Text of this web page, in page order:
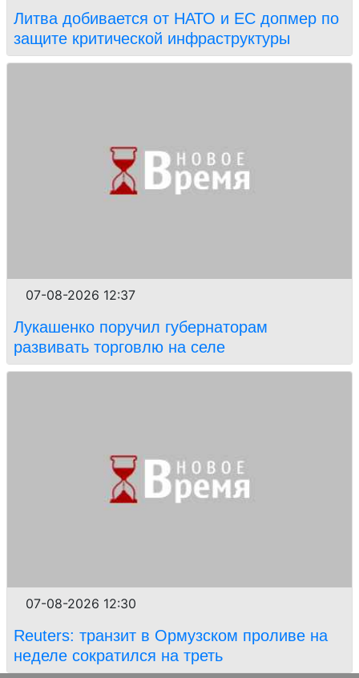
Литва добивается от НАТО и ЕС допмер по
защите критической инфраструктуры
07-08-2026 12:37
Лукашенко поручил губернаторам
развивать торговлю на селе
07-08-2026 12:30
Reuters: транзит в Ормузском проливе на
неделе сократился на треть